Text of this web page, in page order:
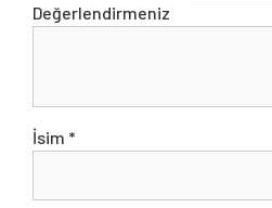
İsim *